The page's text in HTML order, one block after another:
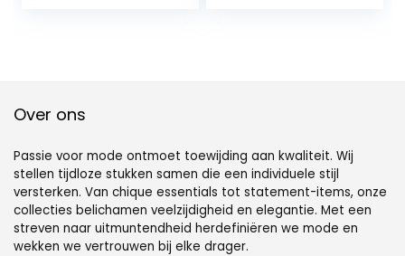
Over ons
Passie voor mode ontmoet toewijding aan kwaliteit. Wij
stellen tijdloze stukken samen die een individuele stijl
versterken. Van chique essentials tot statement-items, onze
collecties belichamen veelzijdigheid en elegantie. Met een
streven naar uitmuntendheid herdefiniëren we mode en
wekken we vertrouwen bij elke drager.